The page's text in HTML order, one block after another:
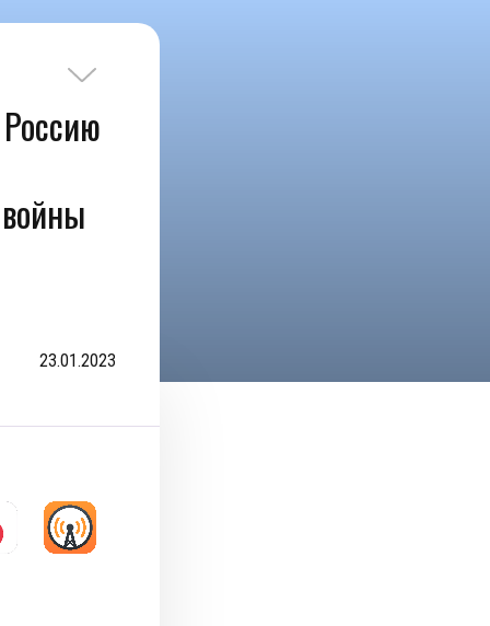
23.01.2023